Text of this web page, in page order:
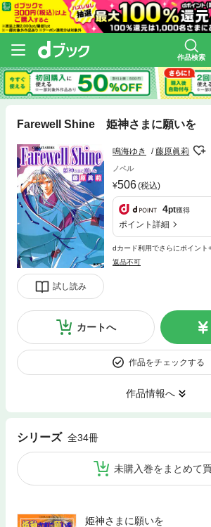
作品検索
Farewell Shine 姫神さまに願いを
試し読み
鳴海ゆき 藤原眞莉
ノベル
506(税込)
4pt獲得
ポイント詳細
dカード利用でさらにポイント
返品不可
カートへ
作品をチェックする
作品情報へ
シリーズ 全34冊
未購入巻をまとめて
姫神さまに願いを